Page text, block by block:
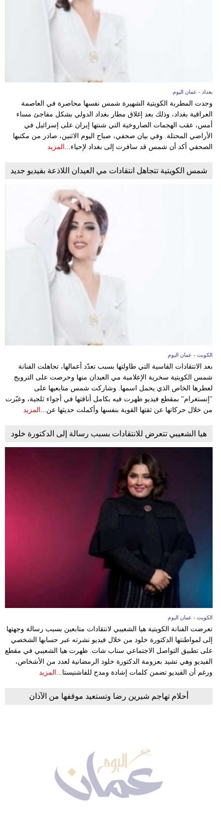
بغداد - عمان اليوم
وجدت المطربة الكويتية الشهيرة شمس نفسها محاصرة في العاصمة
العراقية بغداد، وذلك بعد إغلاق مطار بغداد الدولي بشكل مفاجئ مساء
أمس، عقب الهجمات الصاروخية التي شنتها إيران على إسرائيل في
الأراضي المحتلة. وفي بيان صحفي، صباح اليوم الاثنين، صادر من مكتبها
الصحفي أكد أن شمس قد سافرت إلى بغداد لإحياء... المزيد
شمس الكويتية تتجاهل انتقادات مي العيدان اللاذعة بفيديو جديد
الكويت - عمان اليوم
بعد الانتقادات القاسية التي طاولتها بسبب تعدّد أعمالها، تجاهلت الفنانة
شمس الكويتية سخرية الإعلامية مي العيدان منها وحرصت على الترويج
لعطرها الخاص الذي يحمل اسمها. وشاركت شمس متابعيها على
"إنستغرام" بمقطع فيديو ظهرت فيه بكامل أناقتها في أجواء ثلجية، وعبّرت
من خلال حركاتها عن ثقتها القوية بنفسها وأكملت حديثها عن...
المزيد
هيا الشعيبي تتعرض للانتقادات بسبب رسالة إلى الدكتورة خلود
الكويت - عمان اليوم
تعرضت الفنانة الكويتية هيا الشعيبي لانتقادات متابعين بسبب رسالة وجهتها
إلى لمواطنتها الدكتورة خلود من خلال فيديو نشرته عبر حسابها الشخصي
على تطبيق التواصل الاجتماعي سناب شات. ظهرت هيا الشعيبي في مقطع
الفيديو وهي تشيد بعزومة الدكتورة خلود الرمضانية لعدد من الأشخاص،
ورغم أن الفيديو تضمن كلمات إشادة ومدح للفاشنيستا... المزيد
أحلام تهاجم شيرين رضا وتستعيد موقفها من الآذان